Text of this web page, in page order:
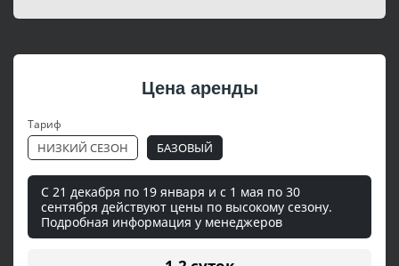
Цена аренды
Тариф
НИЗКИЙ СЕЗОН БАЗОВЫЙ
С 21 декабря по 19 января и с 1 мая по 30
сентября действуют цены по высокому сезону.
Подробная информация у менеджеров